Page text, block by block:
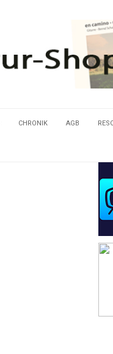
CHRONIK AGB